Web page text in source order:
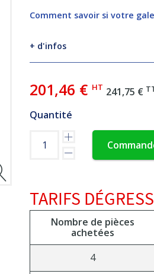
Comment savoir si votre
+ d'infos
201,46 € HT 241,75 €
Quantité
TARIFS
Nombre de pièces
achetées
4